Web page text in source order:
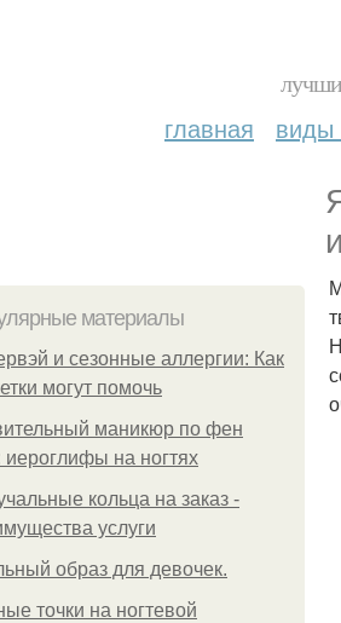
главная виды
материалы
и сезонные аллергии: Как
могут помочь
маникюр по фен
иероглифы на ногтях
кольца на заказ -
услуги
образ для девочек.
точки на ногтевой